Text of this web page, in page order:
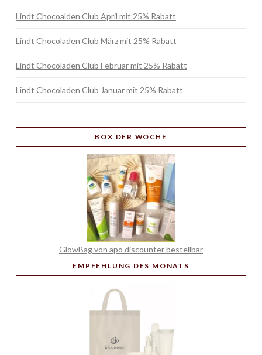
Lindt Chocoalden Club April mit 25% Rabatt
Lindt Chocoladen Club März mit 25% Rabatt
Lindt Chocoladen Club Februar mit 25% Rabatt
Lindt Chocoladen Club Januar mit 25% Rabatt
BOX DER WOCHE
GlowBag von apo discounter bestellbar
EMPFEHLUNG DES MONATS